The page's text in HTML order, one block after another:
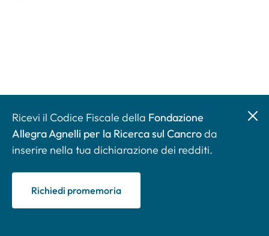
Ricevi il Codice Fiscale della Fondazione
Allegra Agnelli per la Ricerca sul Cancroda
inserire nella tua dichiarazione dei redditi.
Richiedi promemoria